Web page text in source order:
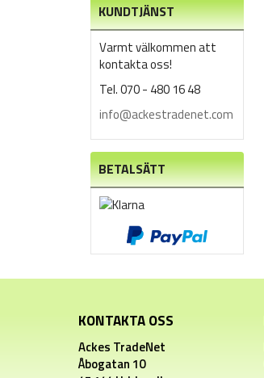
KUNDTJÄNST
Varmt välkommen att
kontakta oss!
Tel. 070 - 480 16 48
info@ackestradenet.com
BETALSÄTT
KONTAKTA OSS
Ackes TradeNet
Åbogatan 10